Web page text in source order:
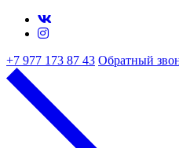
+7 977 173 87 43 Обратный